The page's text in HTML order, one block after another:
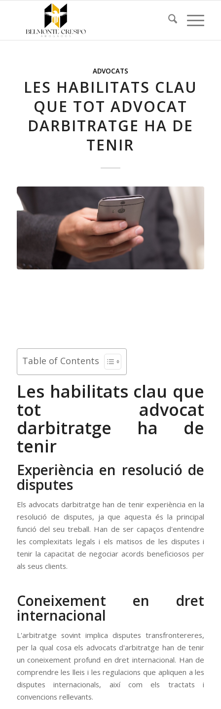
ADVOCATS
LES HABILITATS CLAU
QUE TOT ADVOCAT
DARBITRATGE HA DE
TENIR
Table of Contents
Les habilitats clau que
tot advocat
darbitratge ha de
tenir
Experiència en resolució de
disputes
Els advocats darbitratge han de tenir experiència en la
resolució de disputes, ja que aquesta és la principal
funció del seu treball. Han de ser capaços d'entendre
les complexitats legals i els matisos de les disputes i
tenir la capacitat de negociar acords beneficiosos per
als seus clients.
Coneixement en dret
internacional
L'arbitratge sovint implica disputes transfrontereres,
per la qual cosa els advocats d'arbitratge han de tenir
un coneixement profund en dret internacional. Han de
comprendre les lleis i les regulacions que apliquen a les
disputes internacionals, així com els tractats i
convencions rellevants.